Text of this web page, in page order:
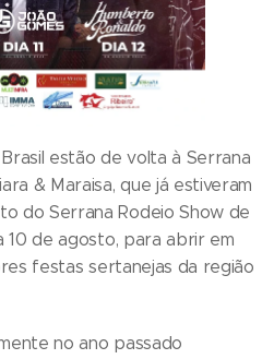
estão de volta à Serrana
& Maraisa, que já estiveram
do Serrana Rodeio Show de
10 de agosto, para abrir em
festas sertanejas da região
no ano passado